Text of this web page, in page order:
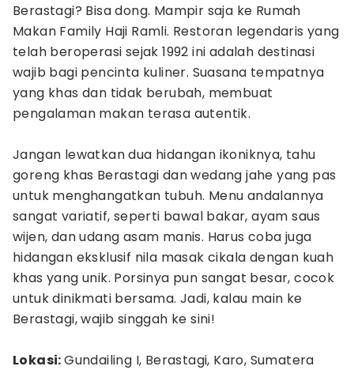
Berastagi? Bisa dong. Mampir saja ke Rumah
Makan Family Haji Ramli. Restoran legendaris yang
telah beroperasi sejak 1992 ini adalah destinasi
wajib bagi pencinta kuliner. Suasana tempatnya
yang khas dan tidak berubah, membuat
pengalaman makan terasa autentik.
Jangan lewatkan dua hidangan ikoniknya, tahu
goreng khas Berastagi dan wedang jahe yang pas
untuk menghangatkan tubuh. Menu andalannya
sangat variatif, seperti bawal bakar, ayam saus
wijen, dan udang asam manis. Harus coba juga
hidangan eksklusif nila masak cikala dengan kuah
khas yang unik. Porsinya pun sangat besar, cocok
untuk dinikmati bersama. Jadi, kalau main ke
Berastagi, wajib singgah ke sini!
Lokasi:Gundailing I, Berastagi, Karo, Sumatera